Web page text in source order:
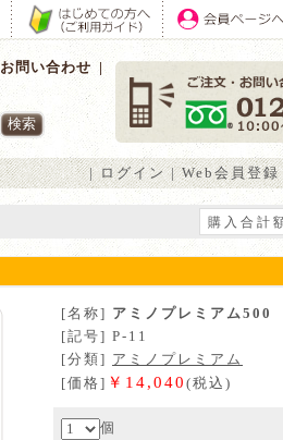
お問い合わせ |
|ログイン|Web会員登録
購入合計
[名称] アミノプレミアム500
[記号] P-11
[分類] アミノプレミアム
[価格] ￥14,040 (税込)
個